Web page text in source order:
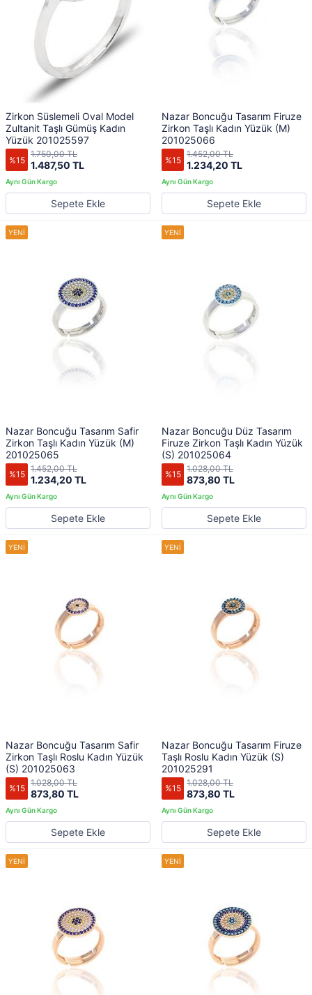
Zirkon Süslemeli Oval Model
Zultanit Taşlı Gümüş Kadın
Yüzük 201025597
%15 1.487,50 TL
1.750,00 TL
Sepete Ekle
Nazar Boncuğu Tasarım Firuze
Zirkon Taşlı Kadın Yüzük (M)
201025066
%15 1.234,20 TL
1.452,00 TL
Sepete Ekle
Nazar Boncuğu Tasarım Safir
Zirkon Taşlı Kadın Yüzük (M)
201025065
%15 1.234,20 TL
1.452,00 TL
Sepete Ekle
Nazar Boncuğu Düz Tasarım
Firuze Zirkon Taşlı Kadın Yüzük
(S) 201025064
%15 873,80 TL
1.028,00 TL
Sepete Ekle
Nazar Boncuğu Tasarım Safir
Zirkon Taşlı Roslu Kadın Yüzük
(S) 201025063
%15 873,80 TL
1.028,00 TL
Sepete Ekle
Nazar Boncuğu Tasarım Firuze
Taşlı Roslu Kadın Yüzük (S)
201025291
%15 873,80 TL
1.028,00 TL
Sepete Ekle